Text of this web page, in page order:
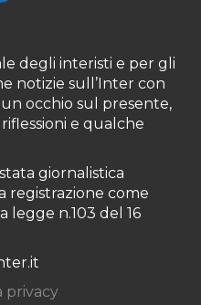
degli interisti e per gli
notizie sull’Inter con
occhio sul presente,
e qualche
giornalistica
registrazione come
legge n.103 del 16
privacy